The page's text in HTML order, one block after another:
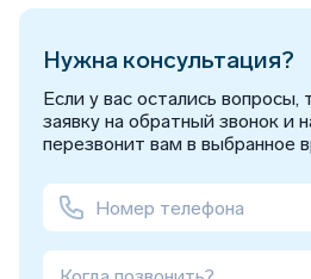
Нужна консультация?
Если у вас остались вопросы,
заявку на обратный звонок и
перезвонит вам в выбранное